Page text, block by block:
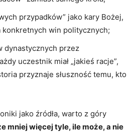
przypadków” jako kary Bożej,
konkretnych win politycznych;
dynastycznych przez
uczestnik miał „jakieś racje”,
przyznaje słuszność temu, kto
jako źródła, warto z góry
mniej więcej tyle, ile może, a nie